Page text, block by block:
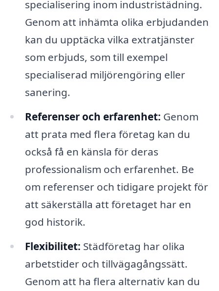
specialisering inom industristädning.
Genom att inhämta olika erbjudanden
kan du upptäcka vilka extratjänster
som erbjuds, som till exempel
specialiserad miljörengöring eller
sanering.
Referenser och erfarenhet: Genom
att prata med flera företag kan du
också få en känsla för deras
professionalism och erfarenhet. Be
om referenser och tidigare projekt för
att säkerställa att företaget har en
god historik.
Flexibilitet: Städföretag har olika
arbetstider och tillvägagångssätt.
Genom att ha flera alternativ kan du